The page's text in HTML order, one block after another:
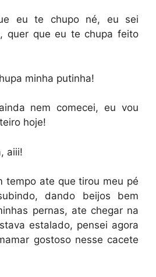
eu te chupo né, eu sei
quer que eu te chupa feito
minha putinha!
nem comecei, eu vou
hoje!
aiii!
tempo ate que tirou meu pé
dando beijos bem
pernas, ate chegar na
estalado, pensei agora
gostoso nesse cacete